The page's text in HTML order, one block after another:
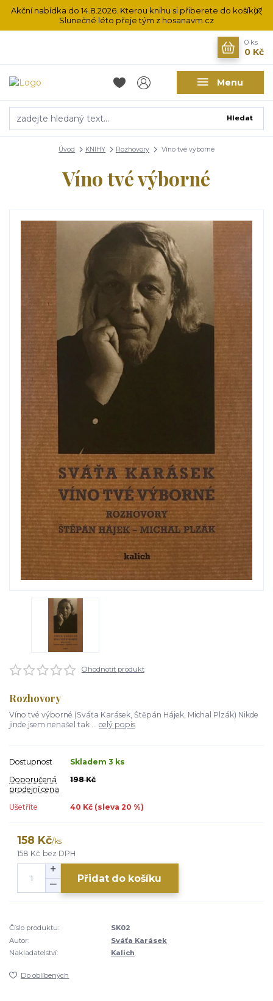
Akční nabídka do 14.8.2026. Kterou knihu si přiberete do košíku?
Slunečné léto přeje tým z hosanavm.cz
Menu
Hledat
0 ks
0 Kč
Úvod KNIHY Rozhovory Víno tvé výborné
Víno tvé výborné
Ohodnotit produkt
Rozhovory
Víno tvé výborné (Sváťa Karásek, Štěpán Hájek, Michal Plzák) Nikde
jinde jsem nenašel tak ... celý popis
Dostupnost
Skladem 3 ks
Doporučená
prodejní cena
198 Kč
Ušetříte 40 Kč (sleva 20 %)
158 Kč/ks
158 Kč bez DPH
Přidat do košíku
Číslo produktu:
SK02
Autor:
Sváťa Karásek
Nakladatelství:
Kalich
Do oblíbených